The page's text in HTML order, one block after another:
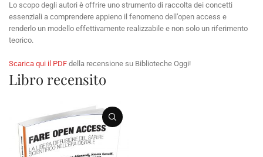
Lo scopo degli autori è offrire uno strumento di raccolta dei concetti
essenziali a comprendere appieno il fenomeno dell’open access e
renderlo un modello effettivamente realizzabile e non solo un riferimento
teorico.
Scarica qui il PDF della recensione su Biblioteche Oggi!
Libro recensito